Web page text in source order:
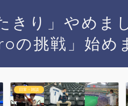
きり」やめま
の挑戦」始め
名古屋21大師霊場(車いす)